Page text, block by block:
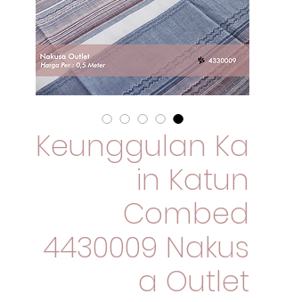
Keunggulan Ka
in Katun
Combed
4430009 Nakus
a Outlet